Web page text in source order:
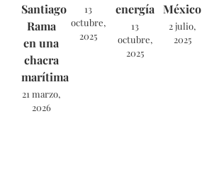
Santiago
Rama
en una
chacra
marítima
21 marzo,
2026
13
octubre,
2025
energía
13
octubre,
2025
México
2 julio,
2025